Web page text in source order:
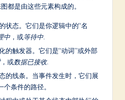
都是由这些元素构成的。
状态。它们是你逻辑中的“名
中 ，或等待中
的触发器。它们是“动词”或外部
，或数据已接收.
的线条。当事件发生时，它们展
条件的路径。